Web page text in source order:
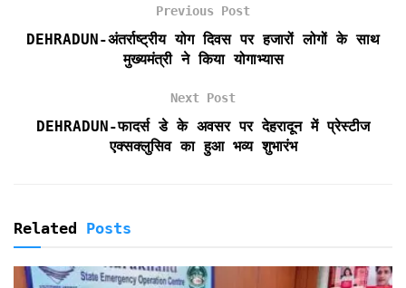
k
p
r
i
e
d
l
y
Previous Post
DEHRADUN-अंतर्राष्ट्रीय योग दिवस पर हजारों लोगों के साथ
मुख्यमंत्री ने किया योगाभ्यास
Next Post
DEHRADUN-फादर्स डे के अवसर पर देहरादून में प्रेस्टीज
एक्सक्लुसिव का हुआ भव्य शुभारंभ
Related Posts